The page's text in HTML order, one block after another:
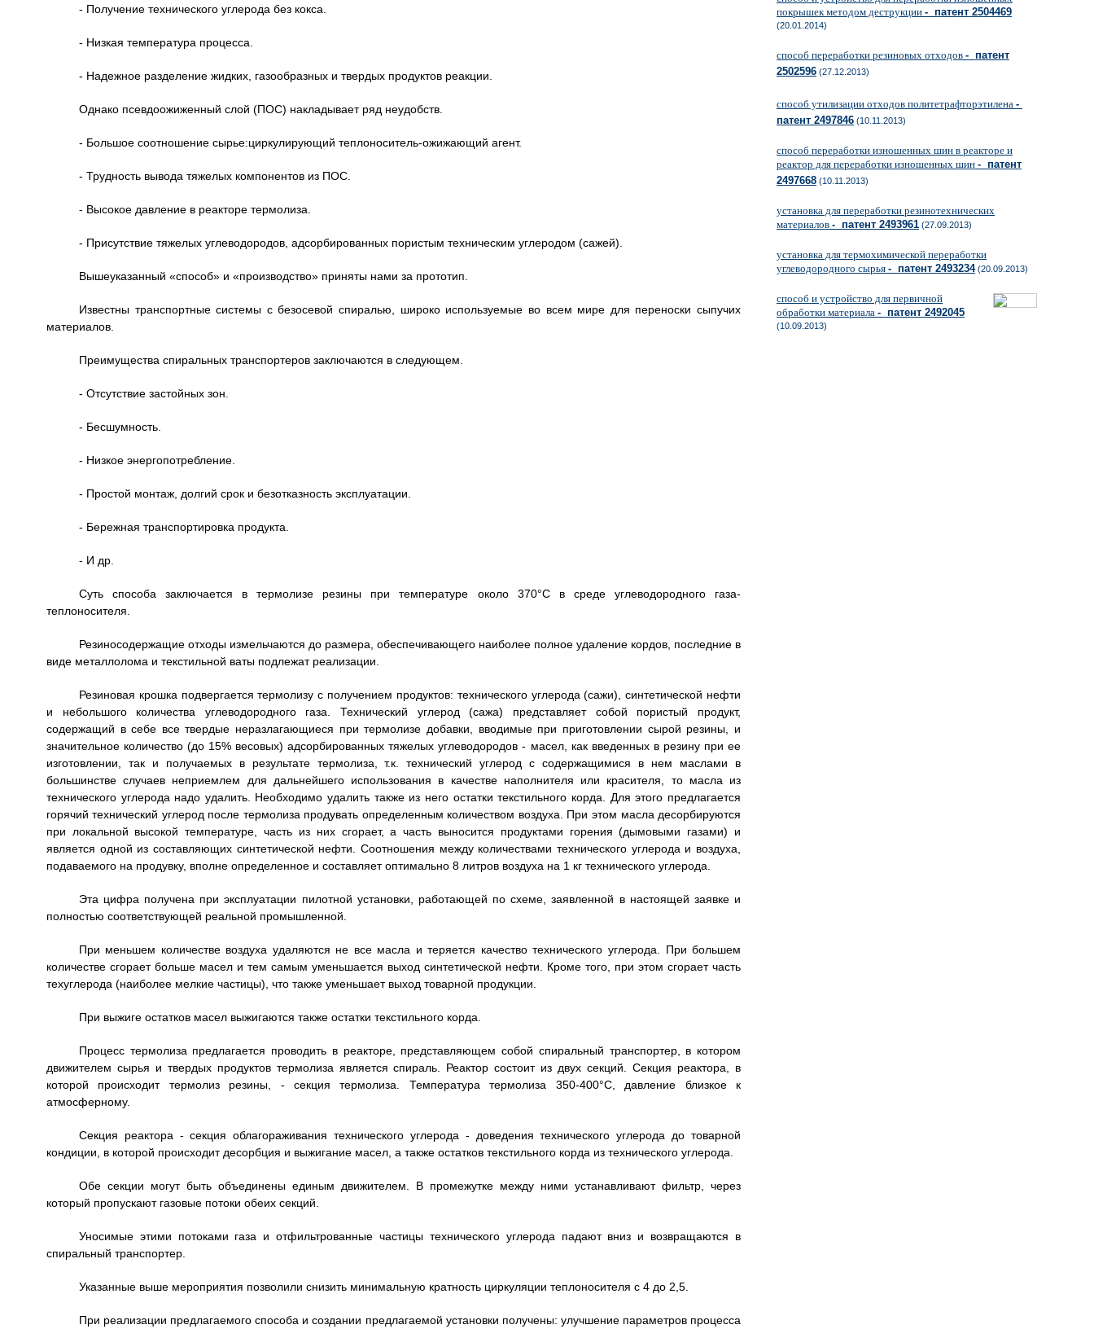
- Получение технического углерода без кокса.
- Низкая температура процесса.
- Надежное разделение жидких, газообразных и твердых продуктов реакции.
Однако псевдоожиженный слой (ПОС) накладывает ряд неудобств.
- Большое соотношение сырье:циркулирующий теплоноситель-ожижающий агент.
- Трудность вывода тяжелых компонентов из ПОС.
- Высокое давление в реакторе термолиза.
- Присутствие тяжелых углеводородов, адсорбированных пористым техническим углеродом (сажей).
Вышеуказанный «способ» и «производство» приняты нами за прототип.
Известны транспортные системы с безосевой спиралью, широко используемые во всем мире для переноски сыпучих
материалов.
Преимущества спиральных транспортеров заключаются в следующем.
- Отсутствие застойных зон.
- Бесшумность.
- Низкое энергопотребление.
- Простой монтаж, долгий срок и безотказность эксплуатации.
- Бережная транспортировка продукта.
- И др.
Суть способа заключается в термолизе резины при температуре около 370°С в среде углеводородного газа-
теплоносителя.
Резиносодержащие отходы измельчаются до размера, обеспечивающего наиболее полное удаление кордов, последние в
виде металлолома и текстильной ваты подлежат реализации.
Резиновая крошка подвергается термолизу с получением продуктов: технического углерода (сажи), синтетической нефти
и небольшого количества углеводородного газа. Технический углерод (сажа) представляет собой пористый продукт,
содержащий в себе все твердые неразлагающиеся при термолизе добавки, вводимые при приготовлении сырой резины, и
значительное количество (до 15% весовых) адсорбированных тяжелых углеводородов - масел, как введенных в резину при ее
изготовлении, так и получаемых в результате термолиза, т.к. технический углерод с содержащимися в нем маслами в
большинстве случаев неприемлем для дальнейшего использования в качестве наполнителя или красителя, то масла из
технического углерода надо удалить. Необходимо удалить также из него остатки текстильного корда. Для этого предлагается
горячий технический углерод после термолиза продувать определенным количеством воздуха. При этом масла десорбируются
при локальной высокой температуре, часть из них сгорает, а часть выносится продуктами горения (дымовыми газами) и
является одной из составляющих синтетической нефти. Соотношения между количествами технического углерода и воздуха,
подаваемого на продувку, вполне определенное и составляет оптимально 8 литров воздуха на 1 кг технического углерода.
Эта цифра получена при эксплуатации пилотной установки, работающей по схеме, заявленной в настоящей заявке и
полностью соответствующей реальной промышленной.
При меньшем количестве воздуха удаляются не все масла и теряется качество технического углерода. При большем
количестве сгорает больше масел и тем самым уменьшается выход синтетической нефти. Кроме того, при этом сгорает часть
техуглерода (наиболее мелкие частицы), что также уменьшает выход товарной продукции.
При выжиге остатков масел выжигаются также остатки текстильного корда.
Процесс термолиза предлагается проводить в реакторе, представляющем собой спиральный транспортер, в котором
движителем сырья и твердых продуктов термолиза является спираль. Реактор состоит из двух секций. Секция реактора, в
которой происходит термолиз резины, - секция термолиза. Температура термолиза 350-400°С, давление близкое к
атмосферному.
Секция реактора - секция облагораживания технического углерода - доведения технического углерода до товарной
кондиции, в которой происходит десорбция и выжигание масел, а также остатков текстильного корда из технического углерода.
Обе секции могут быть объединены единым движителем. В промежутке между ними устанавливают фильтр, через
который пропускают газовые потоки обеих секций.
Уносимые этими потоками газа и отфильтрованные частицы технического углерода падают вниз и возвращаются в
спиральный транспортер.
Указанные выше мероприятия позволили снизить минимальную кратность циркуляции теплоносителя с 4 до 2,5.
При реализации предлагаемого способа и создании предлагаемой установки получены: улучшение параметров процесса
покрышек методом деструкции - патент 2504469
(20.01.2014)
способ переработки резиновых отходов - патент
2502596 (27.12.2013)
способ утилизации отходов политетрафторэтилена -
патент 2497846 (10.11.2013)
способ переработки изношенных шин в реакторе и
реактор для переработки изношенных шин - патент
2497668 (10.11.2013)
установка для переработки резинотехнических
материалов - патент 2493961 (27.09.2013)
установка для термохимической переработки
углеводородного сырья - патент 2493234(20.09.2013)
способ и устройство для первичной
обработки материала - патент 2492045
(10.09.2013)